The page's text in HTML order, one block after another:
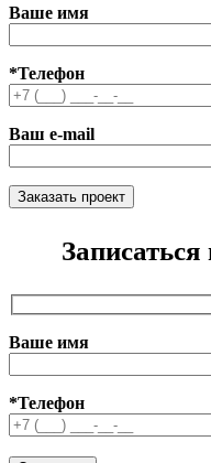
Ваше имя
*Телефон
Ваш e-mail
Ваше имя
*Телефон